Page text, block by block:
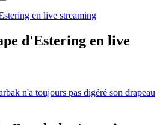
d'Estering en live